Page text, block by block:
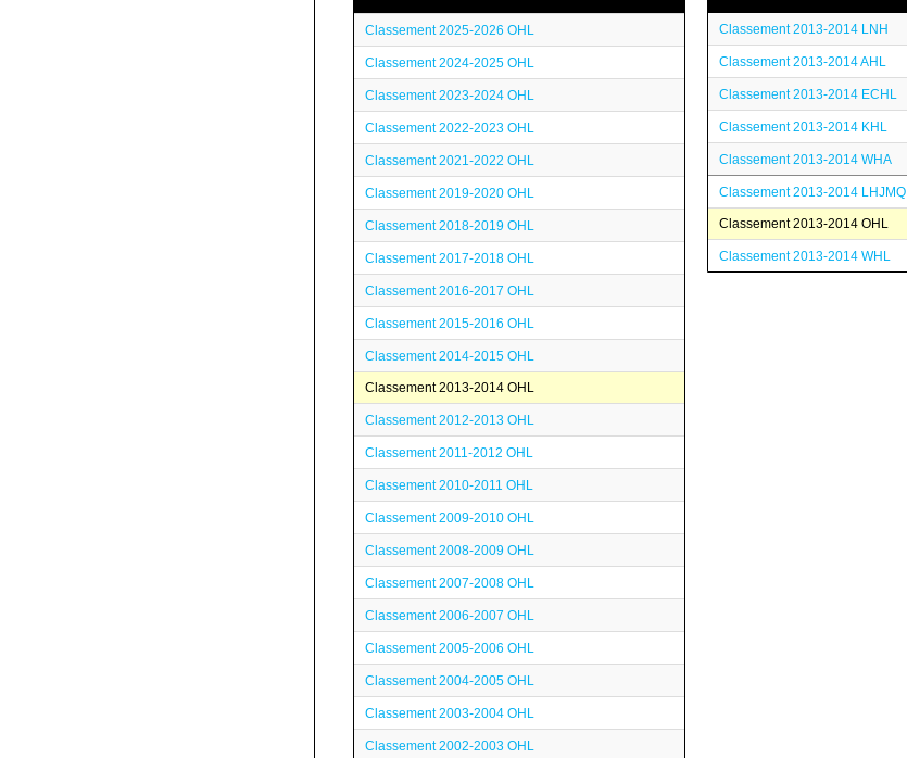
Classement 2025-2026 OHL
Classement 2024-2025 OHL
Classement 2023-2024 OHL
Classement 2022-2023 OHL
Classement 2021-2022 OHL
Classement 2019-2020 OHL
Classement 2018-2019 OHL
Classement 2017-2018 OHL
Classement 2016-2017 OHL
Classement 2015-2016 OHL
Classement 2014-2015 OHL
Classement 2013-2014 OHL
Classement 2012-2013 OHL
Classement 2011-2012 OHL
Classement 2010-2011 OHL
Classement 2009-2010 OHL
Classement 2008-2009 OHL
Classement 2007-2008 OHL
Classement 2006-2007 OHL
Classement 2005-2006 OHL
Classement 2004-2005 OHL
Classement 2003-2004 OHL
Classement 2002-2003 OHL
Classement 2013-2014 LNH
Classement 2013-2014 AHL
Classement 2013-2014 ECHL
Classement 2013-2014 KHL
Classement 2013-2014 WHA
Classement 2013-2014 LHJMQ
Classement 2013-2014 OHL
Classement 2013-2014 WHL